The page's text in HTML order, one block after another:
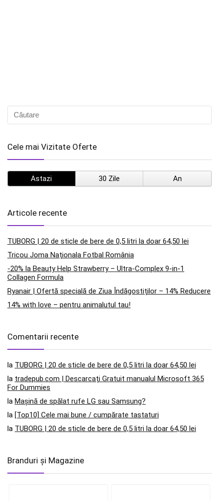
Cele mai Vizitate Oferte
Astazi 30 Zile An
Articole recente
TUBORG | 20 de sticle de bere de 0,5 litri la doar 64,50 lei
Tricou Joma Naționala Fotbal România
-20% la Beauty Help Strawberry – Ultra-Complex 9-in-1
Collagen Formula
Ryanair | Ofertă specială de Ziua Îndăgostiților – 14% Reducere
14% with love – pentru animalutul tau!
Comentarii recente
la TUBORG | 20 de sticle de bere de 0,5 litri la doar 64,50 lei
la tradepub.com | Descarcați Gratuit manualul Microsoft 365
For Dummies
la Mașină de spălat rufe LG sau Samsung?
la [Top10] Cele mai bune / cumpărate tastaturi
la TUBORG | 20 de sticle de bere de 0,5 litri la doar 64,50 lei
Branduri și Magazine